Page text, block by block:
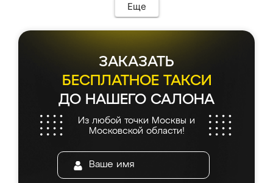
Еще
ЗАКАЗАТЬ
БЕСПЛАТНОЕ ТАКСИ
ДО НАШЕГО САЛОНА
Из любой точки Москвы и
Московской области!